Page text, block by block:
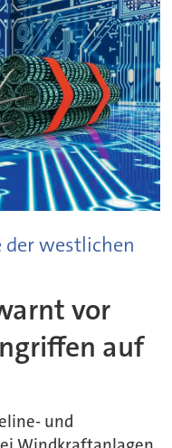
westlichen
vor
auf
und